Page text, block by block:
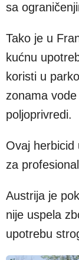
sa
Tako je u
kućnu
koristi u
zonama
poljoprivredi.
Ovaj herbicid
za
Austrija je
nije uspela
upotrebu